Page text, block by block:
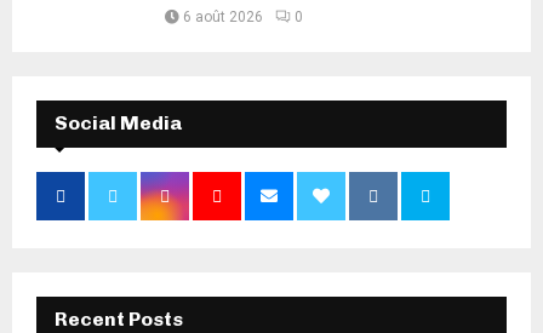
6 août 2026 0
Social Media
Recent Posts